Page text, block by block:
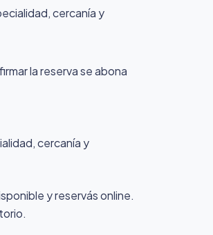
cercanía y
la reserva se abona
cercanía y
y reservás online.